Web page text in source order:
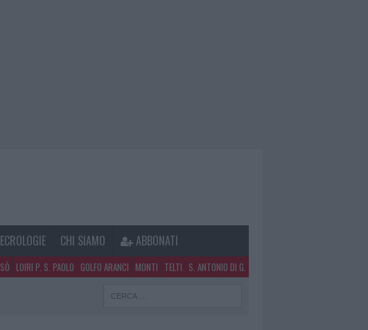
CHI SIAMO ABBONATI
LOIRI P. S. PAOLO GOLFO ARANCI MONTI TELTI S. ANTONIO DI G.